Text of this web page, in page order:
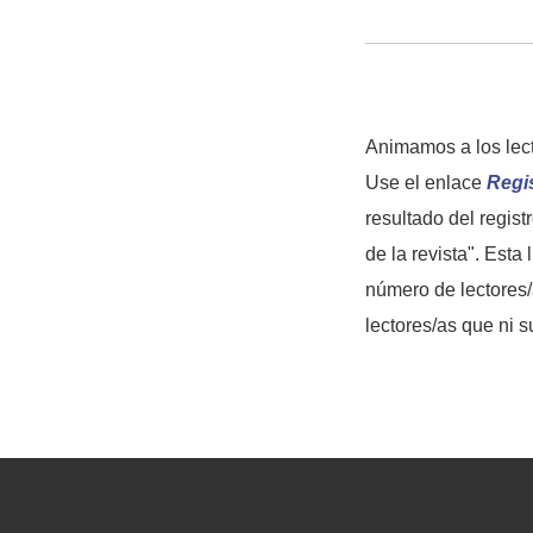
Animamos a los
Use el enlace
resultado del
de la revista". Esta
número de
lectores/as que ni